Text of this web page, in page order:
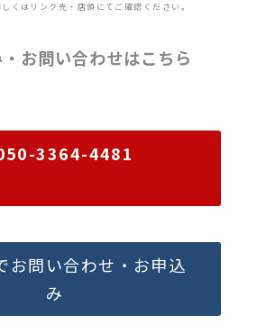
くはリンク先・店頭にてご確認ください。
お問い合わせはこちら
050-3364-4481
お問い合わせ・お申込
み